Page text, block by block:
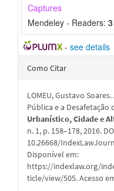
Captures
Mendeley - Readers: 3
- see details
Detalhes
artigo
Como Citar
LOMEU, Gustavo
Pública e a Desafetação
Urbanístico, Cidade e
n. 1, p. 158–178, 2016.
10.26668/
Disponível em:
https://indexlaw.org/
ticle/view/505. Acesso